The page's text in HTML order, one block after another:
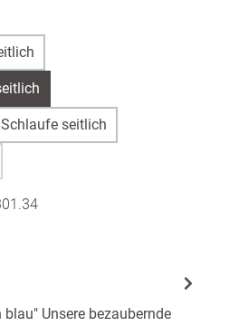
seitlich
Unsere bezaubernde